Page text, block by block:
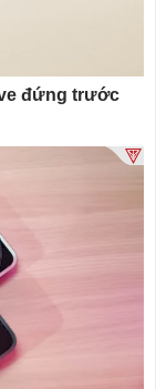
đứng trước